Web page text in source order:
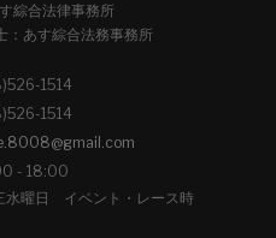
綜合法律事務所
：あす綜合法務事務所
1514
1514
- 18:00
水曜日 イベント・レース時